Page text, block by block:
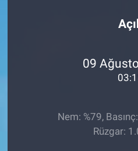
09
Nem: %79,
Rüzgar: